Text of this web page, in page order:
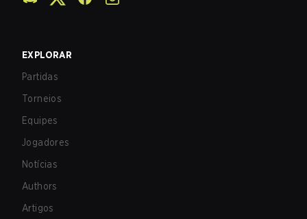
EXPLORAR
Partidas
Torneios
Equipes
Jogadores
Notícias
Authors
Artigos